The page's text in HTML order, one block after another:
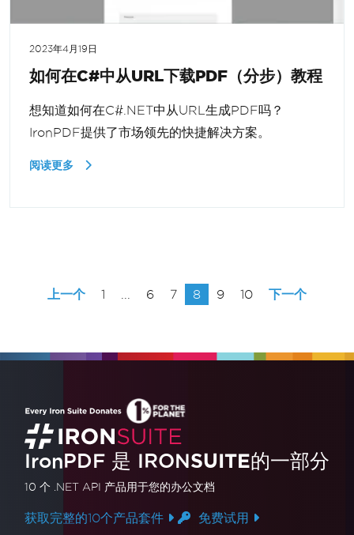
2023年4月19日
如何在C#中从URL下载PDF（分步）教程
想知道如何在C#.NET中从URL生成PDF吗？
IronPDF提供了市场领先的快捷解决方案。
阅读更多
上一个 1 6 7 8 9 10 下一个
IronPDF 是 IRONSUITE的一部分
10 个 .NET API 产品 用于您的办公文档
获取完整的10个产品套件 免费试用